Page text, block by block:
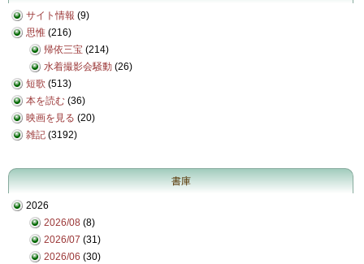
サイト情報 (9)
思惟 (216)
帰依三宝 (214)
水着撮影会騒動 (26)
短歌 (513)
本を読む (36)
映画を見る (20)
雑記 (3192)
書庫
2026
2026/08 (8)
2026/07 (31)
2026/06 (30)